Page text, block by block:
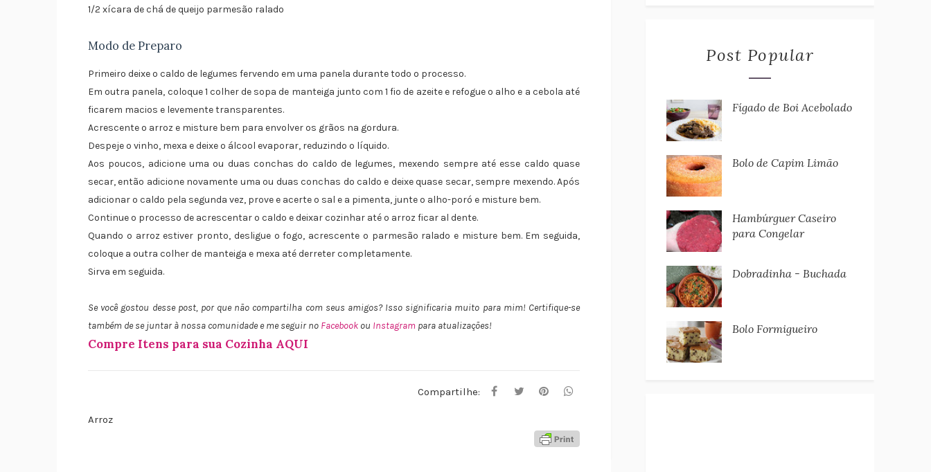
1/2 xícara de chá de queijo parmesão ralado⁣
Modo de Preparo
Primeiro deixe o caldo de legumes fervendo em uma panela durante todo o processo.
Em outra panela, coloque 1 colher de sopa de manteiga junto com 1 fio de azeite e refogue o alho e a cebola até
ficarem macios e levemente transparentes.
Acrescente o arroz e misture bem para envolver os grãos na gordura.
Despeje o vinho, mexa e deixe o álcool evaporar, reduzindo o líquido.
Aos poucos, adicione uma ou duas conchas do caldo de legumes, mexendo sempre até esse caldo quase
secar, então adicione novamente uma ou duas conchas do caldo e deixe quase secar, sempre mexendo. Após
adicionar o caldo pela segunda vez, prove e acerte o sal e a pimenta, junte o alho-poró e misture bem.
Continue o processo de acrescentar o caldo e deixar cozinhar até o arroz ficar al dente.
Quando o arroz estiver pronto, desligue o fogo, acrescente o parmesão ralado e misture bem. Em seguida,
coloque a outra colher de manteiga e mexa até derreter completamente.
Sirva em seguida.
Se você gostou desse post, por que não compartilha com seus amigos? Isso significaria muito para mim! Certifique-se
também de se juntar à nossa comunidade e me seguir no Facebook ou Instagram para atualizações!
Compre Itens para sua Cozinha AQUI
Compartilhe:
Arroz
Post Popular
Fígado de Boi Acebolado
Bolo de Capim Limão
Hambúrguer Caseiro
para Congelar
Dobradinha - Buchada
Bolo Formigueiro